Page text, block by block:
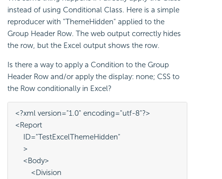
instead of using Conditional Class. Here is a simple
reproducer with "ThemeHidden" applied to the
Group Header Row. The web output correctly hides
the row, but the Excel output shows the row.
Is there a way to apply a Condition to the Group
Header Row and/or apply the display: none; CSS to
the Row conditionally in Excel?
<?xml version="1.0" encoding="utf-8"?>
<Report
ID="TestExcelThemeHidden"
>
<Body>
<Division